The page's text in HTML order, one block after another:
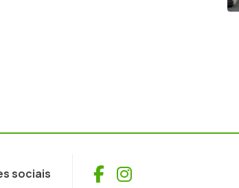
sociais Facebook
Instagram